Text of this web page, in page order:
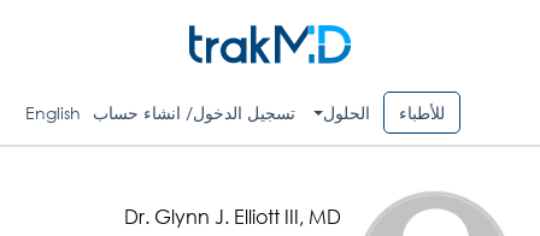
للأطباء الحلول تسجيل الدخول/ انشاء حساب English
Dr. Glynn J. Elliott III, MD